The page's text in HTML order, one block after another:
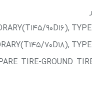
90D16),
70D18), TYPE
TIRE-GROUND